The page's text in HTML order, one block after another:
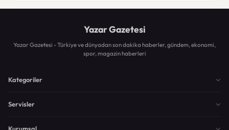
Yazar Gazetesi
Yazar Gazetesi - Türkiye ve dünyadan son dakika haberler, gündem, ekonomi,
spor, magazin haberleri
Kategoriler
Servisler
Kurumsal